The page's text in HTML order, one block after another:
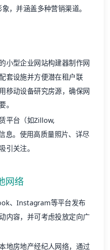
，并涵盖多种营销渠道。
小型企业网站构建器制作网
套设施并方便潜在租户联
移动设备研究房源，确保网
。
平台（如Zillow,
。使用高质量照片、详尽
引关注。
网络
、Instagram等平台发布
内容，并可考虑投放定向广
地房地产经纪人网络，通过